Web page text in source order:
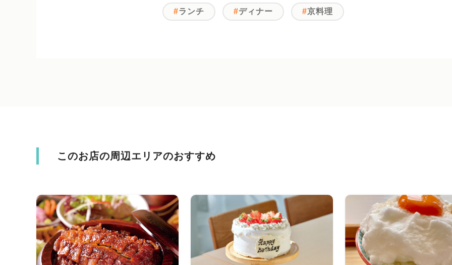
ランチ ディナー 京料理
このお店の周辺エリアのおすすめ